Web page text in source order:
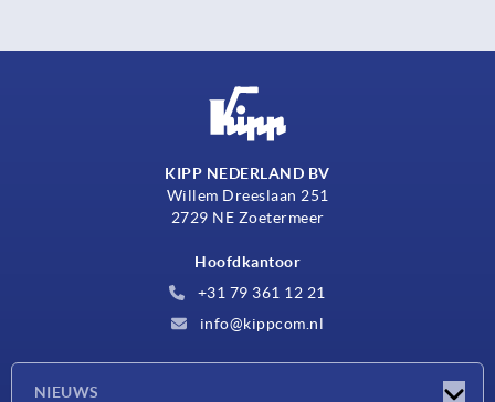
KIPP NEDERLAND BV
Willem Dreeslaan 251
2729 NE Zoetermeer
Hoofdkantoor
+31 79 361 12 21
info@kippcom.nl
NIEUWS